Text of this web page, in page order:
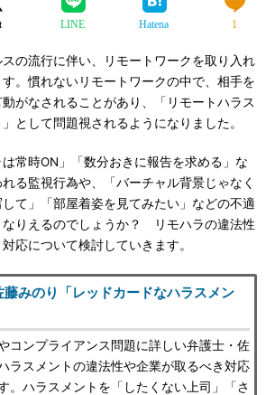
LINE Hatena 1
の流行に伴い、リモートワークを取り入れ
。慣れないリモートワークの中で、相手を
がなされることがあり、「リモートハラス
として問題視されるようになりました。
常時ON」「数分おきに報告を求める」な
る監視行為や、「バーチャル背景じゃなく
て」「部屋着姿を見てみたい」などの不適
なりえるのでしょうか？ リモハラの違法性
応について検討していきます。
藤みのり「レッドカードなハラスメン
コンプライアンス問題に詳しい弁護士・佐
ラスメントの違法性や企業が取るべき対応
。ハラスメントを「したくない上司」「さ